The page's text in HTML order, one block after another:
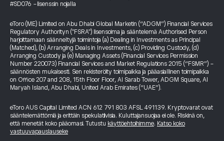
#SD076 -lisenssin nojalla
eToro (ME) Limited on Abu Dhabi Global Marketin (“ADGM”) Financial Services
Regulatory Authorityn ("FSRA") lisensoima ja sääntelemä Authorised Person
harjoittamaan säänneltyjä toimintoja (a) Dealing in Investments as Principal
(Matched), (b) Arranging Deals in Investments, (c) Providing Custody, (d)
Arranging Custody ja (e) Managing Assets (Financial Services Permission
Number 220073) Financial Services and Market Regulations 2015 (“FSMR”) -
säännösten mukaisesti. Sen rekisteröity toimipaikka ja pääasiallinen toimipaikka
on Office 207 and 208, 15th Floor Floor, Al Sarab Tower, ADGM Square, Al
Maryah Island, Abu Dhabi, United Arab Emirates (“UAE”).
eToro AUS Capital Limited ACN 612 791 803 AFSL 491139. Kryptovarat ovat
sääntelemättömiä ja erittäin spekulatiivisia. Kuluttajansuojaa ei ole. Riskinä on,
että menetät koko pääomasi. Tutustu käyttöehtoihimme. Katso koko
vastuuvapauslauseke